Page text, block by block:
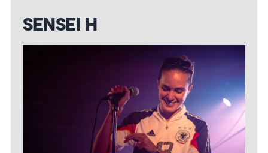
SENSEI H